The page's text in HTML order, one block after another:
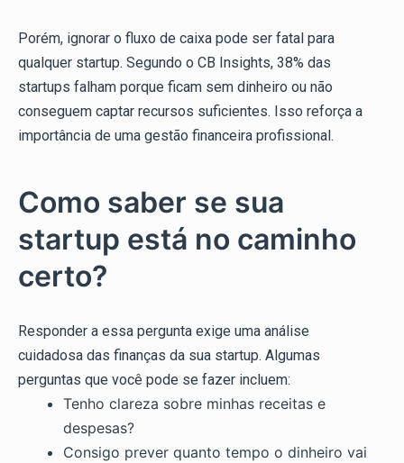
Porém, ignorar o fluxo de caixa pode ser fatal para
qualquer startup. Segundo o CB Insights, 38% das
startups falham porque ficam sem dinheiro ou não
conseguem captar recursos suficientes. Isso reforça a
importância de uma gestão financeira profissional.
Como saber se sua
startup está no caminho
certo?
Responder a essa pergunta exige uma análise
cuidadosa das finanças da sua startup. Algumas
perguntas que você pode se fazer incluem:
Tenho clareza sobre minhas receitas e
despesas?
Consigo prever quanto tempo o dinheiro vai